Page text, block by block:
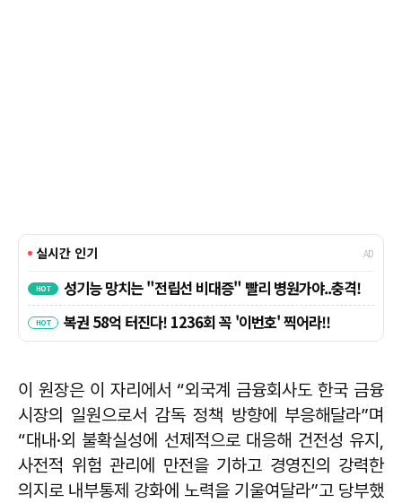
이 원장은 이 자리에서 “외국계 금융회사도 한국 금융
시장의 일원으로서 감독 정책 방향에 부응해달라”며
“대내·외 불확실성에 선제적으로 대응해 건전성 유지,
사전적 위험 관리에 만전을 기하고 경영진의 강력한
의지로 내부통제 강화에 노력을 기울여달라”고 당부했